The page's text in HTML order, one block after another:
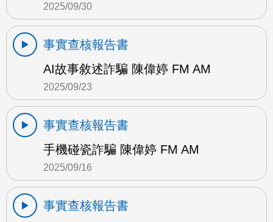
2025/09/30
事實查核報告書
AI故事敘述詐騙 陳偉婷 FM AM
2025/09/23
事實查核報告書
手機碰瓷詐騙 陳偉婷 FM AM
2025/09/16
事實查核報告書